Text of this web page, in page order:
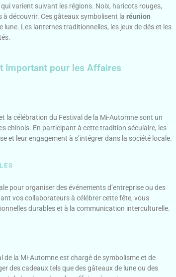
varient suivant les régions. Noix, haricots rouges,
découvrir. Ces gâteaux symbolisent la réunion
lune. Les lanternes traditionnelles, les jeux de dés et les
Important pour les Affaires
la célébration du Festival de la Mi-Automne sont un
chinois. En participant à cette tradition séculaire, les
et leur engagement à s’intégrer dans la société locale.
pour organiser des événements d’entreprise ou des
vos collaborateurs à célébrer cette fête, vous
durables et à la communication interculturelle.
la Mi-Automne est chargé de symbolisme et de
des cadeaux tels que des gâteaux de lune ou des